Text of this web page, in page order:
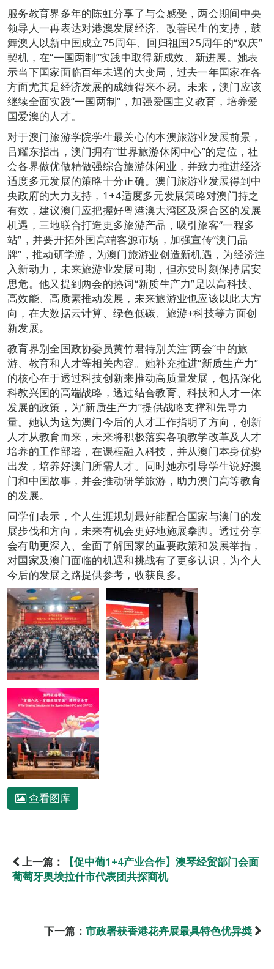
服务教育界多年的陈虹分享了与会感受，两会期间中央
领导人一再表达对港澳发展经济、改善民生的支持，鼓
舞澳人以新中国成立75周年、回归祖国25周年的“双庆”
契机，在“一国两制”实践中取得新成效、新进展。她表
示当下国家面临百年未遇的大变局，过去一年国家在各
方面尤其是经济发展的成绩得来不易。未来，澳门应该
继续全面实践“一国两制”，加强爱国主义教育，培养爱
国爱澳的人才。
对于澳门旅游学院学生最关心的本澳旅游业发展前景，
吕耀东指出，澳门拥有“世界旅游休闲中心”的定位，社
会各界做优做精做强综合旅游休闲业，并致力推进经济
适度多元发展的策略十分正确。澳门旅游业发展得到中
央政府的大力支持，1+4适度多元发展策略对澳门持之
有效，建议澳门应把握好粤港澳大湾区及深合区的发展
机遇，三地联合打造更多旅游产品，吸引旅客“一程多
站”，并要开拓外国高端客源市场，加强宣传“澳门品
牌”，推动研学游，为澳门旅游业创造新机遇，为经济注
入新动力，未来旅游业发展可期，但亦要时刻保持居安
思危。他又提到两会的热词“新质生产力”是以高科技、
高效能、高质素推动发展，未来旅游业也应该以此大方
向，在大数据云计算、绿色低碳、旅游+科技等方面创
新发展。
教育界别全国政协委员黄竹君特别关注“两会”中的旅
游、教育和人才等相关内容。她补充推进“新质生产力”
的核心在于透过科技创新来推动高质量发展，包括深化
科教兴国的高端战略，透过结合教育、科技和人才一体
发展的政策，为“新质生产力”提供战略支撑和先导力
量。她认为这为澳门今后的人才工作指明了方向，创新
人才从教育而来，未来将积极落实各项教学改革及人才
培养的工作部署，在课程融入科技，并从澳门本身优势
出发，培养好澳门所需人才。同时她亦引导学生说好澳
门和中国故事，并会推动研学旅游，助力澳门高等教育
的发展。
同学们表示，个人生涯规划最好能配合国家与澳门的发
展步伐和方向，未来有机会更好地施展拳脚。透过分享
会有助更深入、全面了解国家的重要政策和发展举措，
对国家及澳门面临的机遇和挑战有了更多认识，为个人
今后的发展之路提供参考，收获良多。
查看图库
上一篇：
【促中葡1+4产业合作】澳琴经贸部门会面
葡萄牙奥埃拉什市代表团共探商机
下一篇： 市政署获香港花卉展最具特色优异奬